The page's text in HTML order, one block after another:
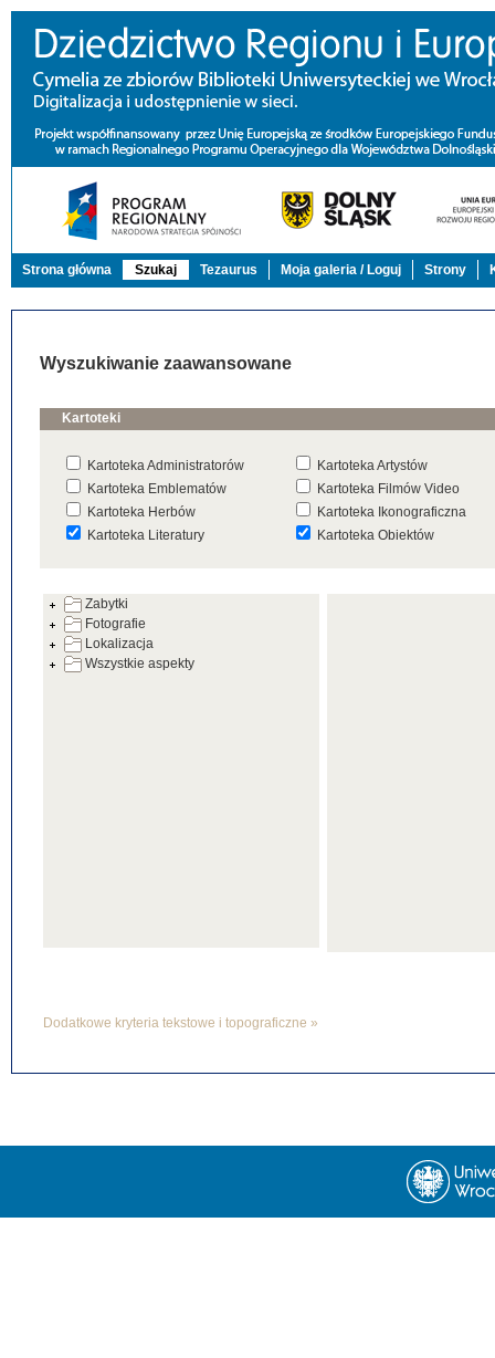
Strona główna Szukaj Tezaurus Moja galeria / Loguj Strony
Wyszukiwanie zaawansowane
Kartoteki
Kartoteka Administratorów
Kartoteka Artystów
Kartoteka Emblematów
Kartoteka Filmów Video
Kartoteka Herbów
Kartoteka Ikonograficzna
Kartoteka Literatury
Kartoteka Obiektów
Kartoteka Warsztatów
Kartoteka Zabytków
Zabytki
Fotografie
Lokalizacja
Wszystkie aspekty
Dodatkowe kryteria tekstowe i topograficzne »